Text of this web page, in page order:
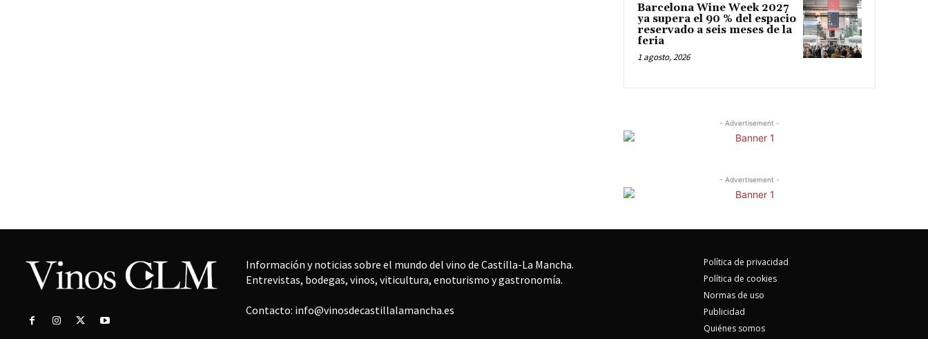
Barcelona Wine Week 2027
ya supera el 90 % del espacio
reservado a seis meses de la
feria
1 agosto, 2026
- Advertisement -
- Advertisement -
Información y noticias sobre el mundo del vino de Castilla-La Mancha.
Entrevistas, bodegas, vinos, viticultura, enoturismo y gastronomía.
Contacto: info@vinosdecastillalamancha.es
Política de privacidad
Política de cookies
Normas de uso
Publicidad
Quiénes somos